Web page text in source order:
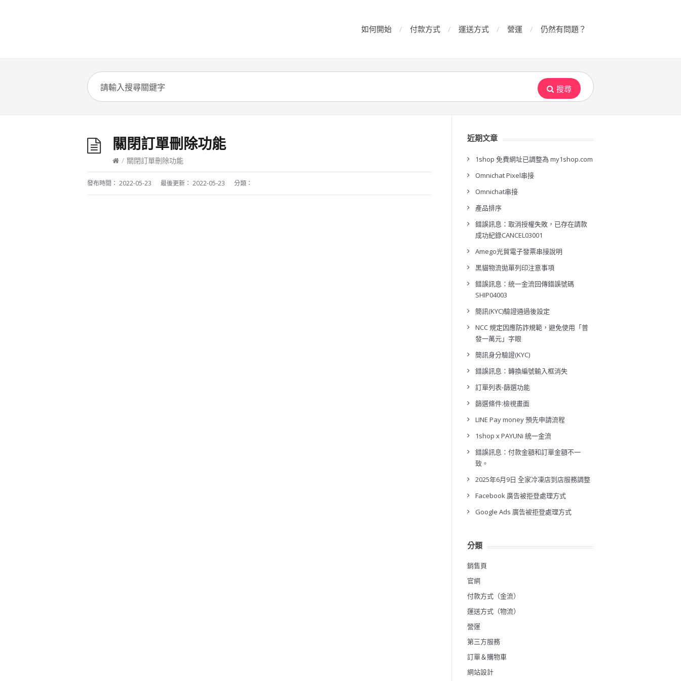
如何開始 付款方式 運送方式 營運 仍然有問題？
搜尋
關閉訂單刪除功能
/ 關閉訂單刪除功能
發布時間： 2022-05-23 最後更新： 2022-05-23 分類：
近期文章
1shop 免費網址已調整為 my1shop.com
Omnichat Pixel串接
Omnichat串接
產品排序
錯誤訊息：取消授權失敗，已存在請款
成功紀錄CANCEL03001
Amego光貿電子發票串接說明
黑貓物流拋單列印注意事項
錯誤訊息：統一金流回傳錯誤號碼
SHIP04003
簡訊(KYC)驗證通過後設定
NCC 規定因應防詐規範，避免使用「普
發一萬元」字眼
簡訊身分驗證(KYC)
錯誤訊息：轉換編號輸入框消失
訂單列表-篩選功能
篩選條件:檢視畫面
LINE Pay money 預先申請流程
1shop x PAYUNi 統一金流
錯誤訊息：付款金額和訂單金額不一
致。
2025年6月9日 全家冷凍店到店服務調整
Facebook 廣告被拒登處理方式
Google Ads 廣告被拒登處理方式
分類
銷售頁
官網
付款方式（金流）
運送方式（物流）
營運
第三方服務
訂單＆購物車
網站設計